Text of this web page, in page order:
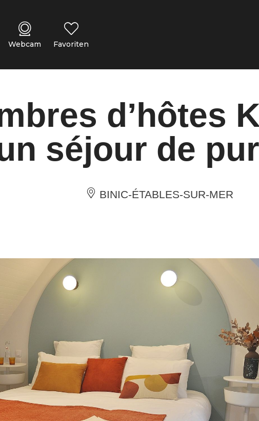
Webcam Favoriten
d’hôtes
séjour de
BINIC-ÉTABLES-SUR-MER